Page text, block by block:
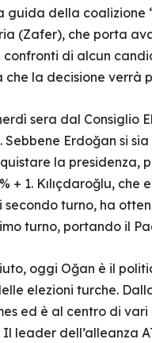
della coalizione
(Zafer), che porta
di alcun
la decisione verrà
sera dal Consiglio
Sebbene Erdoğan si
la presidenza,
+ 1. Kılıçdaroğlu,
turno, ha
turno, portando il
oggi Oğan è il
elezioni turche.
ed è al centro di
leader dell’alleanza